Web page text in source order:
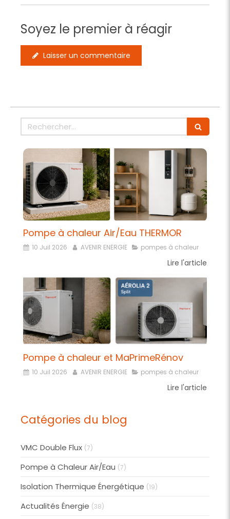
Soyez le premier à réagir
Laisser un commentaire
Rechercher
Pompe à chaleur Air/Eau THERMOR
10 Juil 2026 AVENIR ENERGIE pompes à chaleur
Lire l'article
Pompe à chaleur et MaPrimeRénov
10 Juil 2026 AVENIR ENERGIE pompes à chaleur
Lire l'article
Catégories du blog
VMC Double Flux (7)
Pompe à Chaleur Air/Eau (7)
Isolation Thermique Énergétique (19)
Actualités Énergie (38)